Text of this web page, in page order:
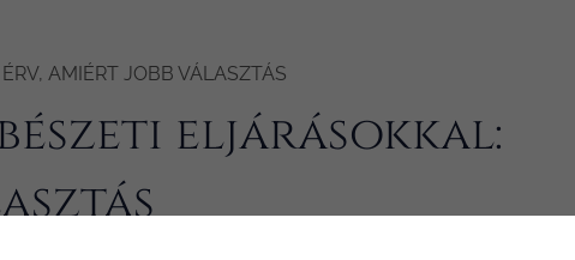
AMIÉRT JOBB VÁLASZTÁS
eljárásokkal: